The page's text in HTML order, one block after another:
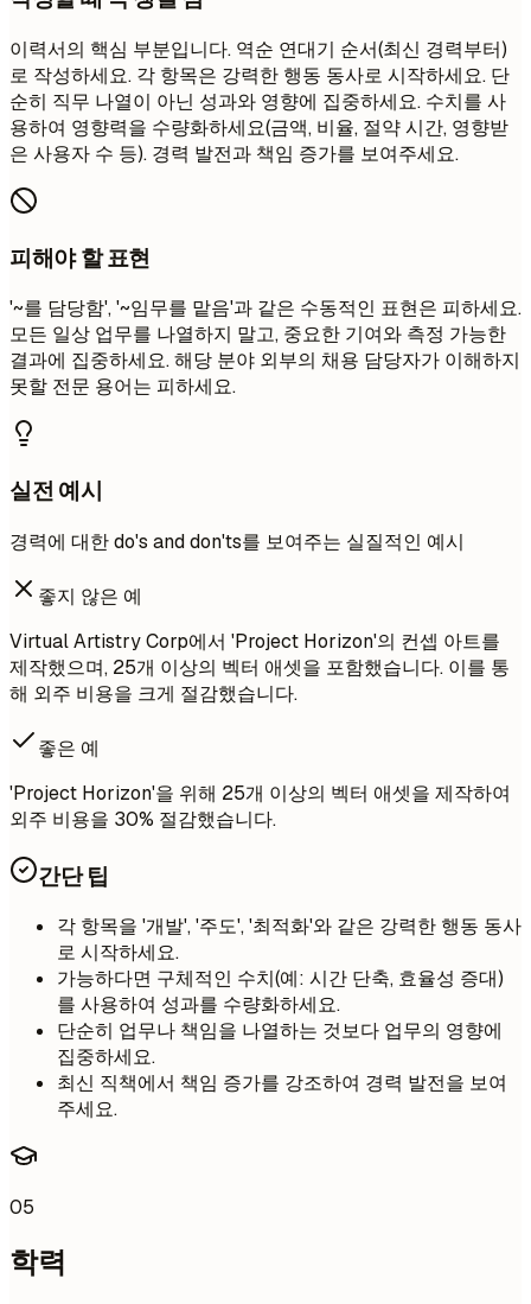
이력서의 핵심 부분입니다. 역순 연대기 순서(최신 경력부터)
로 작성하세요. 각 항목은 강력한 행동 동사로 시작하세요. 단
순히 직무 나열이 아닌 성과와 영향에 집중하세요. 수치를 사
용하여 영향력을 수량화하세요(금액, 비율, 절약 시간, 영향받
은 사용자 수 등). 경력 발전과 책임 증가를 보여주세요.
피해야 할 표현
'~를 담당함', '~임무를 맡음'과 같은 수동적인 표현은 피하세요.
모든 일상 업무를 나열하지 말고, 중요한 기여와 측정 가능한
결과에 집중하세요. 해당 분야 외부의 채용 담당자가 이해하지
못할 전문 용어는 피하세요.
실전 예시
경력에 대한 do's and don'ts를 보여주는 실질적인 예시
좋지 않은 예
Virtual Artistry Corp에서 'Project Horizon'의 컨셉 아트를
제작했으며, 25개 이상의 벡터 애셋을 포함했습니다. 이를 통
해 외주 비용을 크게 절감했습니다.
좋은 예
'Project Horizon'을 위해 25개 이상의 벡터 애셋을 제작하여
외주 비용을 30% 절감했습니다.
간단 팁
각 항목을 '개발', '주도', '최적화'와 같은 강력한 행동 동사
로 시작하세요.
가능하다면 구체적인 수치(예: 시간 단축, 효율성 증대)
를 사용하여 성과를 수량화하세요.
단순히 업무나 책임을 나열하는 것보다 업무의 영향에
집중하세요.
최신 직책에서 책임 증가를 강조하여 경력 발전을 보여
주세요.
05
학력